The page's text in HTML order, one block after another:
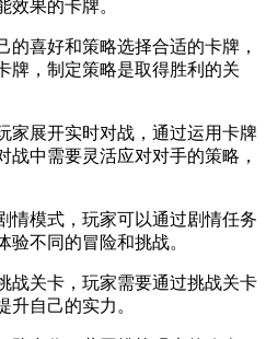
效果的卡牌。
的喜好和策略选择合适的卡牌，
牌，制定策略是取得胜利的关
家展开实时对战，通过运用卡牌
战中需要灵活应对对手的策略，
情模式，玩家可以通过剧情任务
验不同的冒险和挑战。
战关卡，玩家需要通过挑战关卡
升自己的实力。